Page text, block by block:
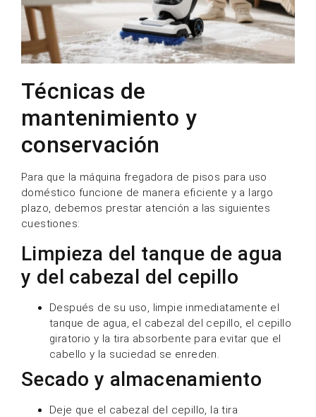
Técnicas de
mantenimiento y
conservación
Para que la máquina fregadora de pisos para uso
doméstico funcione de manera eficiente y a largo
plazo, debemos prestar atención a las siguientes
cuestiones:
Limpieza del tanque de agua
y del cabezal del cepillo
Después de su uso, limpie inmediatamente el
tanque de agua, el cabezal del cepillo, el cepillo
giratorio y la tira absorbente para evitar que el
cabello y la suciedad se enreden.
Secado y almacenamiento
Deje que el cabezal del cepillo, la tira